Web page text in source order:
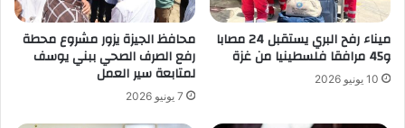
ميناء رفح البري يستقبل 24 مصابا
و45 مرافقا فلسطينيا من غزة
10 يونيو 2026
محافظ الجيزة يزور مشروع محطة
رفع الصرف الصحي ببني يوسف
لمتابعة سير العمل
7 يونيو 2026